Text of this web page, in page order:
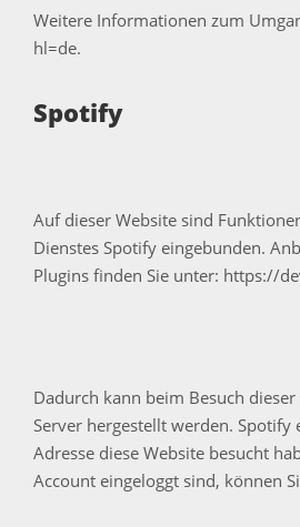
Weitere Informationen zum
hl=de.
Spotify
Auf dieser Website sind
Dienstes Spotify eingebunden.
Plugins finden Sie unter: https://
Dadurch kann beim Besuch
Server hergestellt werden.
Adresse diese Website besucht
Account eingeloggt sind, können